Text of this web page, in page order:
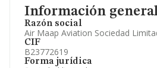
Información
Razón social
Air Maap Aviation Sociedad
CIF
B23772619
Forma jurídica
Información oficial y registral